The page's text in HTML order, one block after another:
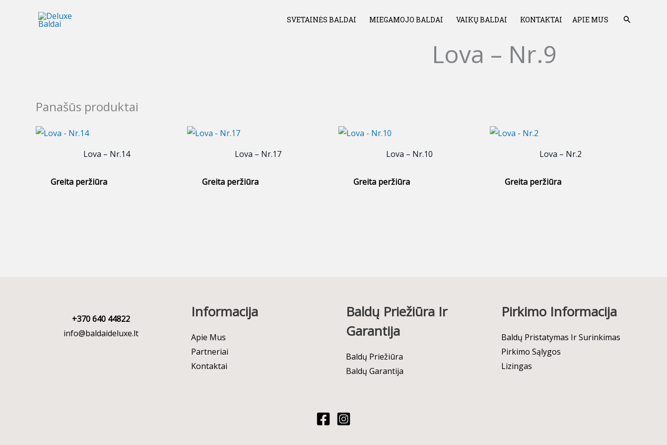
SVETAINĖS BALDAI MIEGAMOJO BALDAI VAIKŲ BALDAI KONTAKTAI APIE MUS Paieška
Lova – Nr.9
Panašūs produktai
Lova – Nr.14
Greita peržiūra
Lova – Nr.17
Greita peržiūra
Lova – Nr.10
Greita peržiūra
Lova – Nr.2
Greita peržiūra
+370 640 44822
info@baldaideluxe.lt
Informacija
Apie Mus
Partneriai
Kontaktai
Baldų Priežiūra Ir
Garantija
Baldų Priežiūra
Baldų Garantija
Pirkimo Informacija
Baldų Pristatymas Ir Surinkimas
Pirkimo Sąlygos
Lizingas